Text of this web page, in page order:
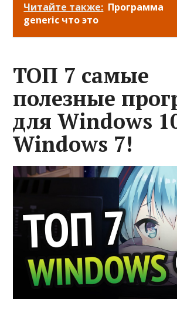
Читайте также: Программа
generic что это
ТОП 7 самые
полезные
для Windows
Windows 7!